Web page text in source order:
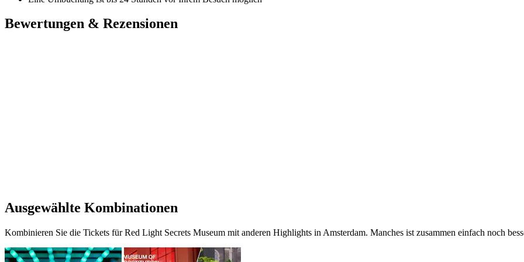
Bewertungen & Rezensionen
Ausgewählte Kombinationen
Kombinieren Sie die Tickets für Red Light Secrets Museum mit anderen Highlights in Amsterdam. Manches ist zusammen einfach noch